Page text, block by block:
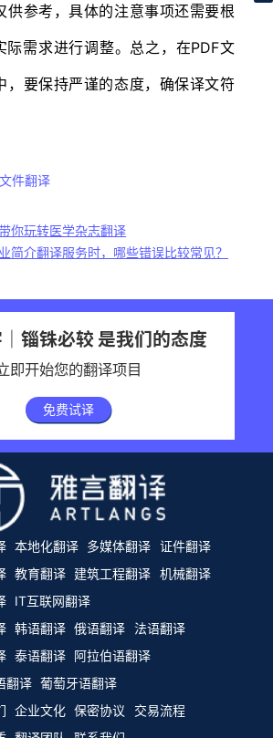
参考，具体的注意事项还需要根
际需求进行调整。总之，在PDF文
，要保持严谨的态度，确保译文符
件翻译
你玩转医学杂志翻译
简介翻译服务时，哪些错误比较常见？
锱铢必较 是我们的态度
即开始您的翻译项目
免费试译
本地化翻译 多媒体翻译 证件翻译
教育翻译 建筑工程翻译 机械翻译
IT互联网翻译
韩语翻译 俄语翻译
法语翻译
泰语翻译 阿拉伯语翻译
翻译 葡萄牙语翻译
企业文化 保密协议
交易流程